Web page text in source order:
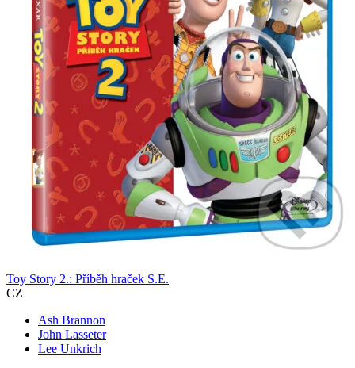
Toy Story 2.: Příběh hraček S.E.
CZ
Ash Brannon
John Lasseter
Lee Unkrich